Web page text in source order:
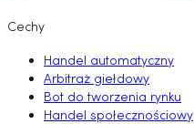
Cechy
Handel automatyczny
Arbitraż giełdowy
Bot do tworzenia rynku
Handel społecznościowy